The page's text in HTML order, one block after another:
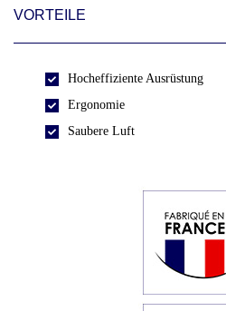
VORTEILE
Hocheffiziente Ausrüstung
Ergonomie
Saubere Luft